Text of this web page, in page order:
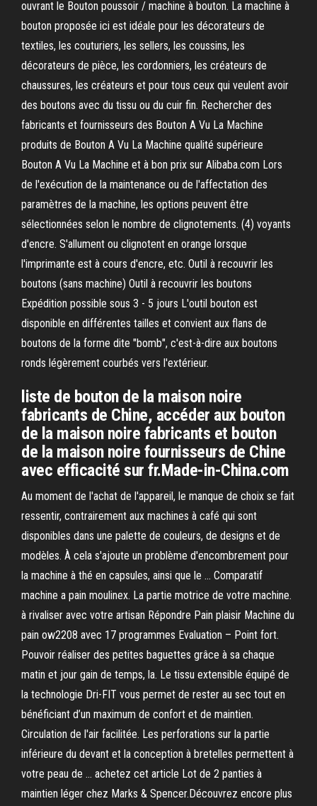
ouvrant le Bouton poussoir / machine à bouton. La machine à
bouton proposée ici est idéale pour les décorateurs de
textiles, les couturiers, les sellers, les coussins, les
décorateurs de pièce, les cordonniers, les créateurs de
chaussures, les créateurs et pour tous ceux qui veulent avoir
des boutons avec du tissu ou du cuir fin. Rechercher des
fabricants et fournisseurs des Bouton A Vu La Machine
produits de Bouton A Vu La Machine qualité supérieure
Bouton A Vu La Machine et à bon prix sur Alibaba.com Lors
de l'exécution de la maintenance ou de l'affectation des
paramètres de la machine, les options peuvent être
sélectionnées selon le nombre de clignotements. (4) voyants
d'encre. S'allument ou clignotent en orange lorsque
l'imprimante est à cours d'encre, etc. Outil à recouvrir les
boutons (sans machine) Outil à recouvrir les boutons
Expédition possible sous 3 - 5 jours L'outil bouton est
disponible en différentes tailles et convient aux flans de
boutons de la forme dite "bomb", c'est-à-dire aux boutons
ronds légèrement courbés vers l'extérieur.
liste de bouton de la maison noire
fabricants de Chine, accéder aux bouton
de la maison noire fabricants et bouton
de la maison noire fournisseurs de Chine
avec efficacité sur fr.Made-in-China.com
Au moment de l'achat de l'appareil, le manque de choix se fait
ressentir, contrairement aux machines à café qui sont
disponibles dans une palette de couleurs, de designs et de
modèles. À cela s'ajoute un problème d'encombrement pour
la machine à thé en capsules, ainsi que le … Comparatif
machine a pain moulinex. La partie motrice de votre machine.
à rivaliser avec votre artisan Répondre Pain plaisir Machine du
pain ow2208 avec 17 programmes Evaluation – Point fort.
Pouvoir réaliser des petites baguettes grâce à sa chaque
matin et jour gain de temps, la. Le tissu extensible équipé de
la technologie Dri-FIT vous permet de rester au sec tout en
bénéficiant d’un maximum de confort et de maintien.
Circulation de l'air facilitée. Les perforations sur la partie
inférieure du devant et la conception à bretelles permettent à
votre peau de … achetez cet article Lot de 2 panties à
maintien léger chez Marks & Spencer.Découvrez encore plus